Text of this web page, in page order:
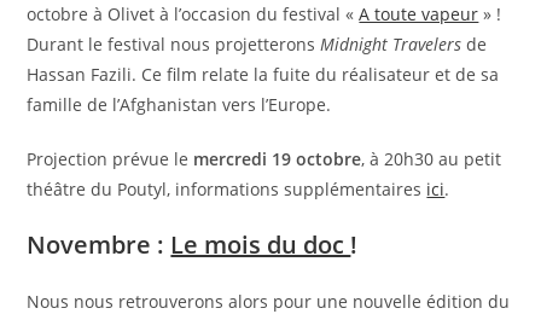
octobre à Olivet à l’occasion du festival «A toute vapeur » !
Durant le festival nous projetterons Midnight Travelers de
Hassan Fazili. Ce film relate la fuite du réalisateur et de sa
famille de l’Afghanistan vers l’Europe.
Projection prévue le mercredi 19 octobre, à 20h30 au petit
théâtre du Poutyl, informations supplémentaires ici.
Novembre : Le mois du doc !
Nous nous retrouverons alors pour une nouvelle édition du